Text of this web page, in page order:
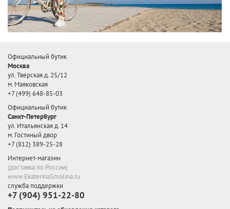
Официальный бутик
Москва
ул. Тверская д. 25/12
м. Маяковская
+7 (499) 648-85-03
Официальный бутик
Санкт-Петербург
ул. Итальянская д. 14
м. Гостиный двор
+7 (812) 389-25-28
Интернет-магазин
(доставка по России)
www.EkaterinaSmolina.ru
служба поддержки
+7 (904) 951-22-80